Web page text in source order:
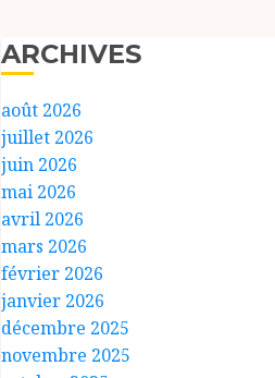
ARCHIVES
août 2026
juillet 2026
juin 2026
mai 2026
avril 2026
mars 2026
février 2026
janvier 2026
décembre 2025
novembre 2025